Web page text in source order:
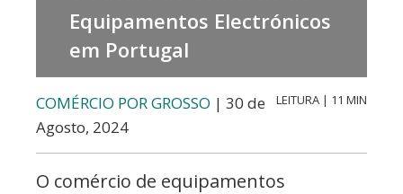
Equipamentos Electrónicos
em Portugal
COMÉRCIO POR GROSSO | 30 de
Agosto, 2024
LEITURA | 11 MIN
O comércio de equipamentos